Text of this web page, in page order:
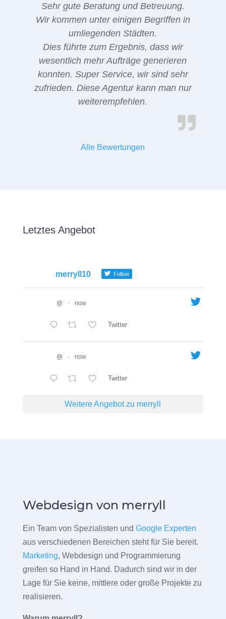
Sehr gute Beratung und Betreuung.
Wir kommen unter einigen Begriffen in
umliegenden Städten.
Dies führte zum Ergebnis, dass wir
wesentlich mehr Aufträge generieren
konnten. Super Service, wir sind sehr
zufrieden. Diese Agentur kann man nur
weiterempfehlen.
Alle Bewertungen
Letztes Angebot
merryll10 Follow
@ · now
Twitter
@ · now
Twitter
Weitere Angebot zu merryll
Webdesign von merryll
Ein Team von Spezialisten und Google Experten
aus verschiedenen Bereichen steht für Sie bereit.
Marketing, Webdesign und Programmierung
greifen so Hand in Hand. Dadurch sind wir in der
Lage für Sie keine, mittlere oder große Projekte zu
realisieren.